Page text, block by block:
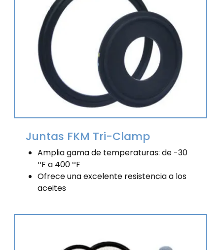
Juntas FKM Tri-Clamp
Amplia gama de temperaturas: de -30
ºF a 400 ºF
Ofrece una excelente resistencia a los
aceites